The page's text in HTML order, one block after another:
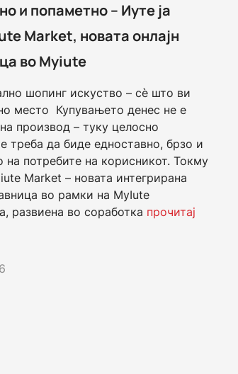
и попаметно – Иуте ја
Market, новата онлајн
во Myiute
шопинг искуство – сè што ви
место Купувањето денес не е
производ – туку целосно
треба да биде едноставно, брзо и
на потребите на корисникот. Токму
Market – новата интегрирана
во рамки на MyIute
развиена во соработка прочитај